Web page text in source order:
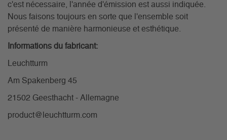
c'est nécessaire, l'année d'émission est aussi indiquée.
Nous faisons toujours en sorte que l'ensemble soit
présenté de manière harmonieuse et esthétique.
Informations du fabricant:
Leuchtturm
Am Spakenberg 45
21502 Geesthacht - Allemagne
product@leuchtturm.com